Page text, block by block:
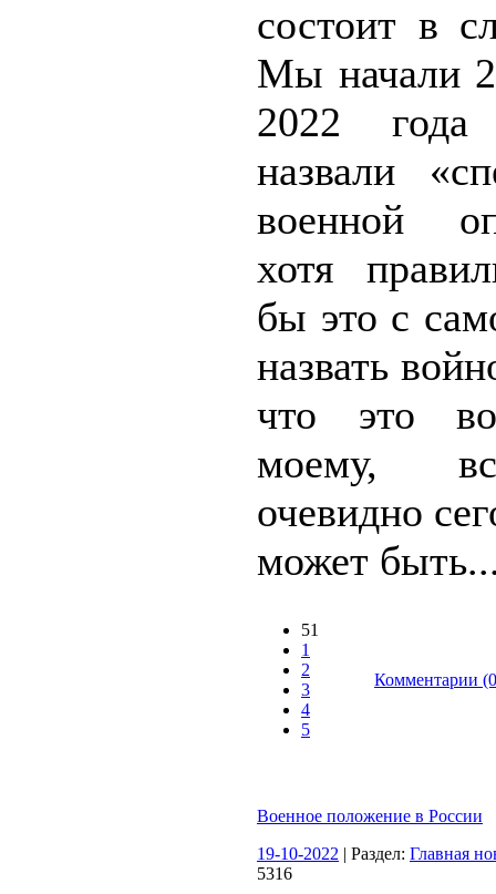
состоит в
Мы начали
2022
назвали
военной
хотя
бы это с
назвать
что это
моему,
очевидно
может
51
1
2
3
4
5
Комментарии
Военное положение в России
19-10-2022 | Раздел: Главная
5316